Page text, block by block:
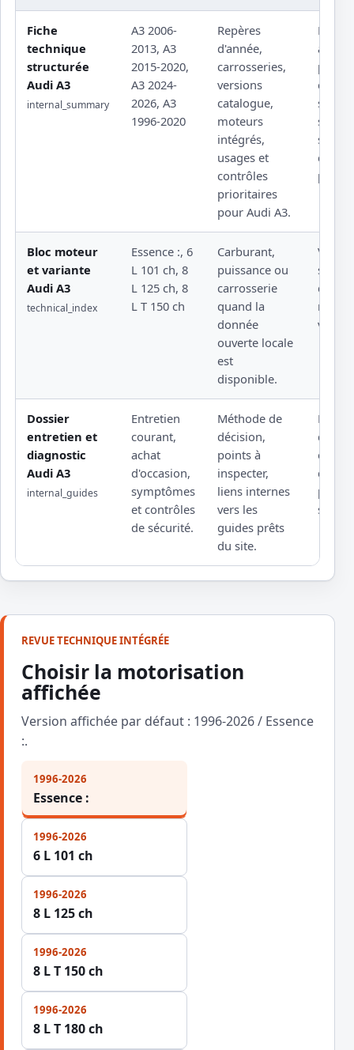
Fiche
technique
structurée
Audi A3
internal_summary
A3 2006-
2013, A3
2015-2020,
A3 2024-
2026, A3
1996-2020
Repères
d'année,
carrosseries,
versions
catalogue,
moteurs
intégrés,
usages et
contrôles
prioritaires
pour Audi A3.
atelier
Bloc moteur
et variante
Audi A3
technical_index
Essence :, 6
L 101 ch, 8
L 125 ch, 8
L T 150 ch
Carburant,
puissance ou
carrosserie
quand la
donnée
ouverte locale
est
disponible.
Dossier
entretien et
diagnostic
Audi A3
internal_guides
Entretien
courant,
achat
d'occasion,
symptômes
et contrôles
de sécurité.
Méthode de
décision,
points à
inspecter,
liens internes
vers les
guides prêts
du site.
d'une
d'un
sous
REVUE TECHNIQUE INTÉGRÉE
Choisir la motorisation
affichée
Version affichée par défaut : 1996-2026 / Essence
:.
1996-2026
Essence :
1996-2026
6 L 101 ch
1996-2026
8 L 125 ch
1996-2026
8 L T 150 ch
1996-2026
8 L T 180 ch